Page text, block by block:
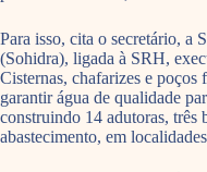
Para isso, cita o secretário, a
(Sohidra), ligada à SRH,
Cisternas, chafarizes e poços
garantir água de qualidade
construindo 14 adutoras, três
abastecimento, em